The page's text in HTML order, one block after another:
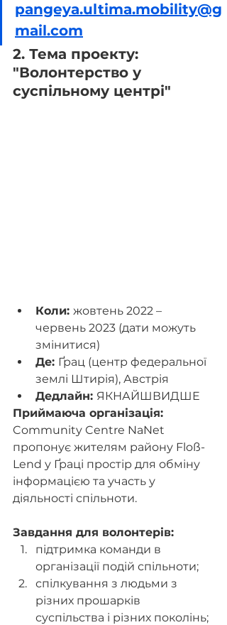
pangeya.ultima.mobility@g
mail.com
2. Тема проекту:
"Волонтерство у
суспільному центрі"
Коли: жовтень 2022 –
червень 2023 (дати можуть
змінитися)
Де: Ґрац (центр федеральної
землі Штирія), Австрія
Дедлайн: ЯКНАЙШВИДШЕ
Приймаюча організація:
Community Centre NaNet
пропонує жителям району Floß-
Lend у Ґраці простір для обміну
інформацією та участь у
діяльності спільноти.
Завдання для волонтерів:
підтримка команди в
організації подій спільноти;
спілкування з людьми з
різних прошарків
суспільства і різних поколінь;